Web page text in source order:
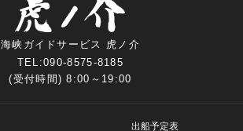
海峡ガイドサービス 虎ノ介
TEL:090-8575-8185
(受付時間) 8:00～19:00
出船予定表